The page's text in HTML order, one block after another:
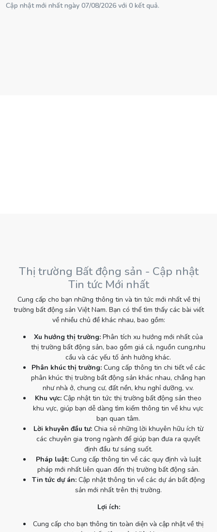
Cập nhật mới nhất ngày 07/08/2026 với 0 kết quả.
Thị trường Bất động sản - Cập nhật
Tin tức Mới nhất
Cung cấp cho bạn những thông tin và tin tức mới nhất về thị
trường bất động sản Việt Nam. Bạn có thể tìm thấy các bài viết
về nhiều chủ đề khác nhau, bao gồm:
Xu hướng thị trường:Phân tích xu hướng mới nhất của
thị trường bất động sản, bao gồm giá cả, nguồn cung,nhu
cầu và các yếu tố ảnh hưởng khác.
Phân khúc thị trường:Cung cấp thông tin chi tiết về các
phân khúc thị trường bất động sản khác nhau, chẳng hạn
như nhà ở, chung cư, đất nền, khu nghỉ dưỡng, v.v.
Khu vực: Cập nhật tin tức thị trường bất động sản theo
khu vực, giúp bạn dễ dàng tìm kiếm thông tin về khu vực
bạn quan tâm.
Lời khuyên đầu tư:Chia sẻ những lời khuyên hữu ích từ
các chuyên gia trong ngành để giúp bạn đưa ra quyết
định đầu tư sáng suốt.
Pháp luật:Cung cấp thông tin về các quy định và luật
pháp mới nhất liên quan đến thị trường bất động sản.
Tin tức dự án:Cập nhật thông tin về các dự án bất động
sản mới nhất trên thị trường.
Lợi ích:
Cung cấp cho bạn thông tin toàn diện và cập nhật về thị